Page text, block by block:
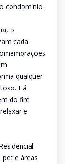
condomínio.
o
cada
qualquer
Há
do fire
e
pet e áreas